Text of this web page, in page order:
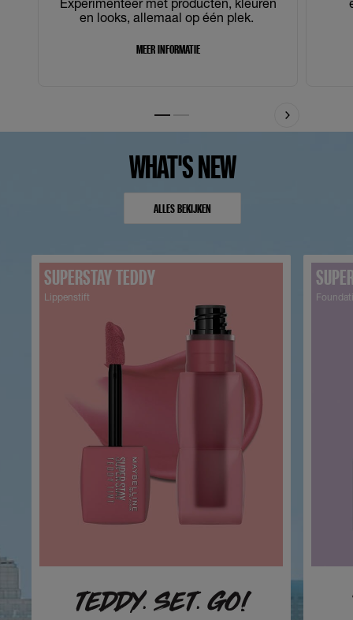
en looks, allemaal op één plek. ​
MEER INFORMATIE
Slide 1Slide 2
WHAT'S NEW
ALLES BEKIJKEN
SUPERSTAY TEDDY
Lippenstift
TEDDY. SET. GO!